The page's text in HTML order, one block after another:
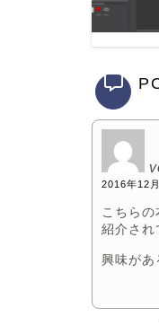
2016年12
こちら
紹介され
興味があ